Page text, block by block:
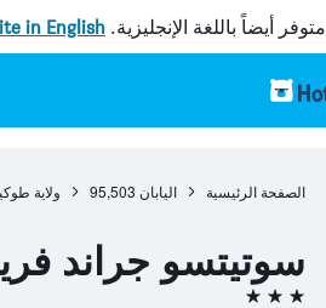
متوفر أيضاً باللغة الإنجليزية. in English
الصفحة الرئيسية اليابان 95,503 ولاية
سوتيتسو جراند
3 نجوم